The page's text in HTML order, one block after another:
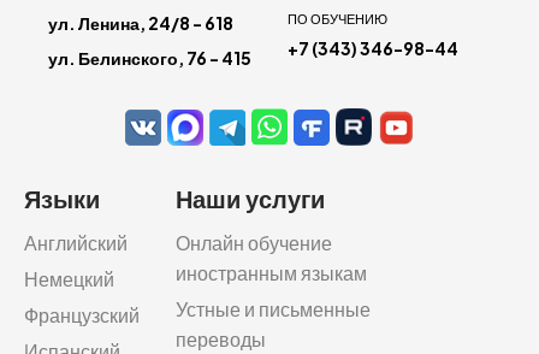
ул. Ленина, 24/8 - 618
ул. Белинского, 76 - 415
ПО ОБУЧЕНИЮ
+7 (343) 346-98-44
Языки
Английский
Немецкий
Французский
Наши услуги
Онлайн обучение
иностранным языкам
Устные и письменные
переводы